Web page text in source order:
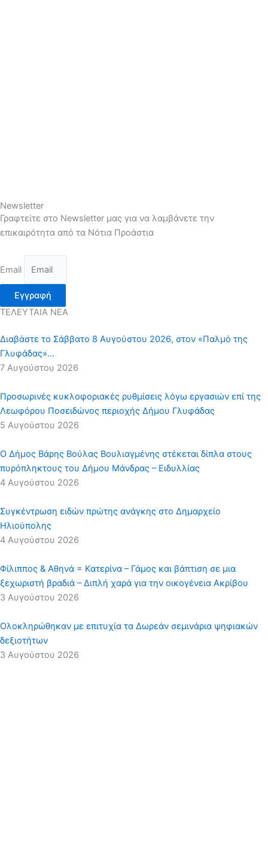
Newsletter
Γραφτείτε στο Newsletter μας για να λαμβάνετε την
επικαιρότητα από τα Νότια Προάστια
Email
Εγγραφή
ΤΕΛΕΥΤΑΙΑ ΝΕΑ
Διαβάστε το Σάββατο 8 Αυγούστου 2026, στον «Παλμό της
Γλυφάδας»…
7 Αυγούστου 2026
Προσωρινές κυκλοφοριακές ρυθμίσεις λόγω εργασιών επί της
Λεωφόρου Ποσειδώνος περιοχής Δήμου Γλυφάδας
5 Αυγούστου 2026
Ο Δήμος Βάρης Βούλας Βουλιαγμένης στέκεται δίπλα στους
πυρόπληκτους του Δήμου Μάνδρας – Ειδυλλίας
4 Αυγούστου 2026
Συγκέντρωση ειδών πρώτης ανάγκης στο Δημαρχείο
Ηλιούπολης
4 Αυγούστου 2026
Φίλιππος & Αθηνά = Κατερίνα – Γάμος και βάπτιση σε μια
ξεχωριστή βραδιά – Διπλή χαρά για την οικογένεια Ακρίβου
3 Αυγούστου 2026
Ολοκληρώθηκαν με επιτυχία τα Δωρεάν σεμινάρια ψηφιακών
δεξιοτήτων
3 Αυγούστου 2026